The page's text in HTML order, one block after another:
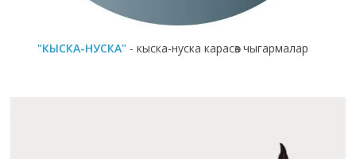
"КЫСКА-НУСКА" - кыска-нуска карасөз чыгармалар